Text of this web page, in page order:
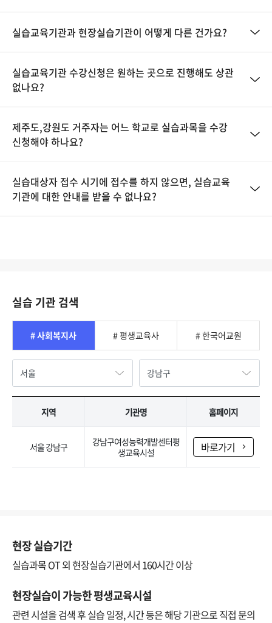
실습교육기관과 현장실습기관이 어떻게 다른 건가요?
실습교육기관 수강신청은 원하는 곳으로 진행해도 상관
없나요?
제주도,강원도 거주자는 어느 학교로 실습과목을 수강
신청해야 하나요?
실습대상자 접수 시기에 접수를 하지 않으면, 실습교육
기관에 대한 안내를 받을 수 없나요?
실습 기관 검색
# 사회복지사 # 평생교육사 # 한국어교원
지역 기관명 홈페이지
서울 강남구
강남구여성능력개발센터평
생교육시설
바로가기
현장 실습기간
실습과목 OT 외 현장실습기관에서 160시간 이상
현장실습이 가능한 평생교육시설
관련 시설을 검색 후 실습 일정, 시간 등은 해당 기관으로 직접 문의